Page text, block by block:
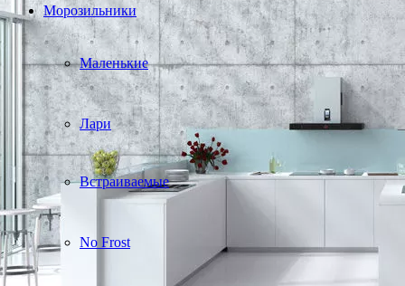
Морозильники
Маленькие
Лари
Встраиваемые
No Frost